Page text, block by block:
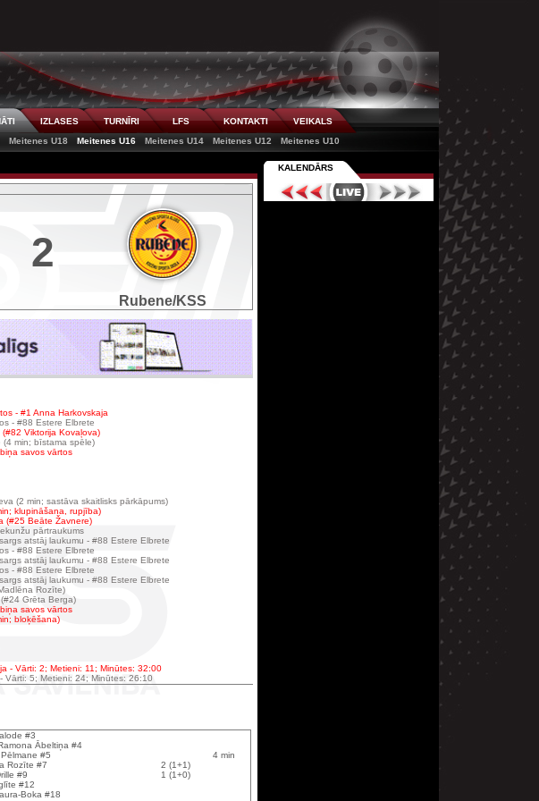
IZLASES TURNĪRI LFS KONTAKTI
VEIKALS
Meitenes U18 Meitenes U16 Meitenes U14 Meitenes U12 Meitenes U10
2
Rubene/KSS
- #1 Anna Harkovskaja
- #88 Estere Elbrete
Viktorija Kovaļova)
(4 min; bīstama spēle)
savos vārtos
(2 min; sastāva skaitlisks pārkāpums)
klupināšana, rupjība)
(#25 Beāte Žavnere)
pārtraukums
atstāj laukumu - #88 Estere Elbrete
- #88 Estere Elbrete
atstāj laukumu - #88 Estere Elbrete
- #88 Estere Elbrete
atstāj laukumu - #88 Estere Elbrete
Rozīte)
Grēta Berga)
savos vārtos
bloķēšana)
- Vārti: 2; Metieni: 11; Minūtes: 32:00
Vārti: 5; Metieni: 24; Minūtes: 26:10
#3
Ābeltiņa #4
#5
4 min
Rozīte #7
2 (1+1)
#9
1 (1+0)
#12
Boka #18
KALENDĀRS